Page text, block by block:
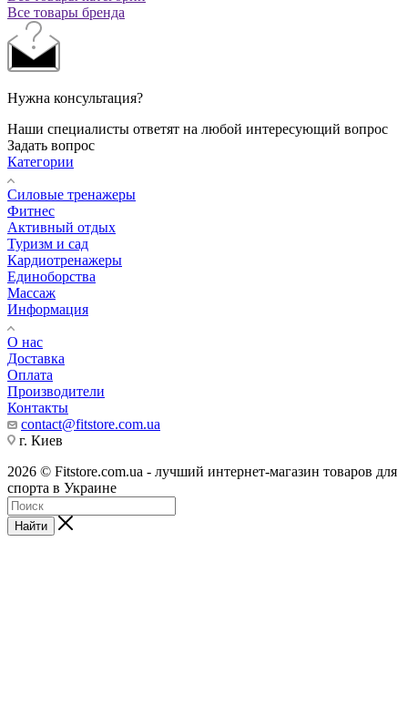
Все товары бренда
Нужна консультация?
Наши специалисты ответят на любой интересующий вопрос
Задать вопрос
Категории
Силовые тренажеры
Фитнес
Активный отдых
Туризм и сад
Кардиотренажеры
Единоборства
Массаж
Информация
О нас
Доставка
Оплата
Производители
Контакты
contact@fitstore.com.ua
г. Киев
2026 © Fitstore.com.ua - лучший интернет-магазин товаров для
спорта в Украине
Найти